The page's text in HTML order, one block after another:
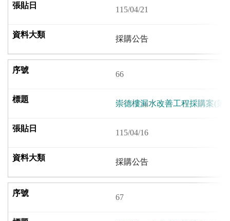
115/04/21
採購公告
66
崇德樓漏水改善工程採購案(第
115/04/16
採購公告
67